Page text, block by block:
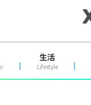
生活
Lifestyle